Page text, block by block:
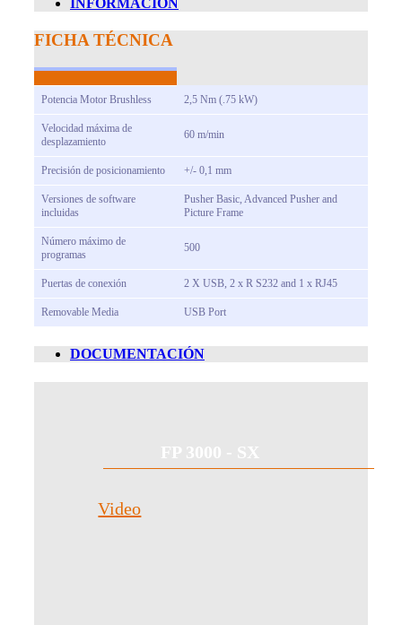
INFORMACIÓN
FICHA TÉCNICA
Potencia Motor Brushless 2,5 Nm (.75 kW)
Velocidad máxima de
desplazamiento
60 m/min
Precisión de posicionamiento +/- 0,1 mm
Versiones de software
incluidas
Pusher Basic, Advanced Pusher and
Picture Frame
Número máximo de
programas
500
Puertas de conexión 2 X USB, 2 x R S232 and 1 x RJ45
Removable Media USB Port
DOCUMENTACIÓN
Video